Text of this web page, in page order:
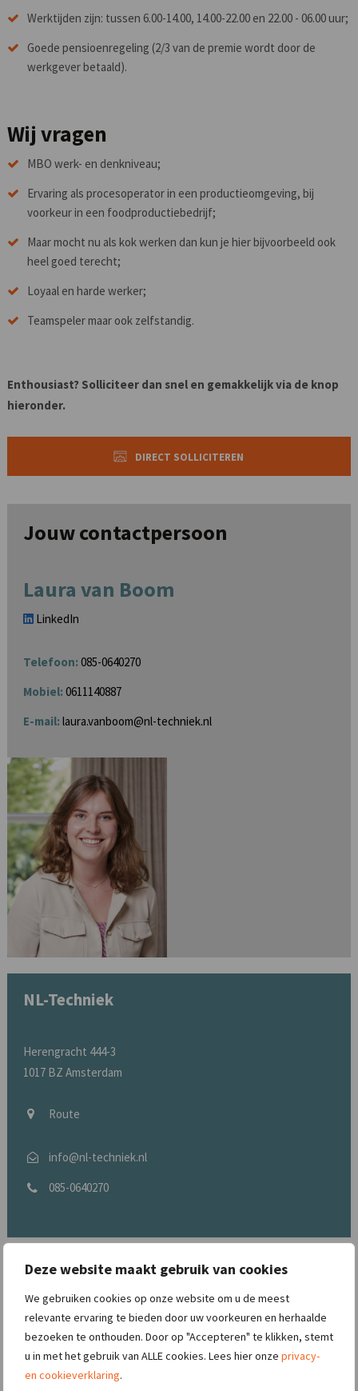
Deze website maakt gebruik van cookies
We gebruiken cookies op onze website om u de meest
relevante ervaring te bieden door uw voorkeuren en herhaalde
bezoeken te onthouden. Door op "Accepteren" te klikken, stemt
u in met het gebruik van ALLE cookies. Lees hier onze privacy-
en cookieverklaring.
Werktijden zijn: tussen 6.00-14.00, 14.00-22.00 en 22.00 - 06.00 uur;
Goede pensioenregeling (2/3 van de premie wordt door de
werkgever betaald).
Wij vragen
MBO werk- en denkniveau;
Ervaring als procesoperator in een productieomgeving, bij
voorkeur in een foodproductiebedrijf;
Maar mocht nu als kok werken dan kun je hier bijvoorbeeld ook
heel goed terecht;
Loyaal en harde werker;
Teamspeler maar ook zelfstandig.
Enthousiast? Solliciteer dan snel en gemakkelijk via de knop
hieronder.
DIRECT SOLLICITEREN
Jouw contactpersoon
Laura van Boom
LinkedIn
Telefoon: 085-0640270
Mobiel: 0611140887
E-mail: laura.vanboom@nl-techniek.nl
NL-Techniek
Herengracht 444-3
1017 BZ Amsterdam
Route
info@nl-techniek.nl
085-0640270